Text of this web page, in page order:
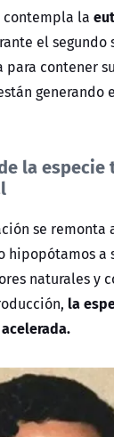
la
el segundo
contener
generando
la especie
se remonta
hipopótamos a
naturales y
la